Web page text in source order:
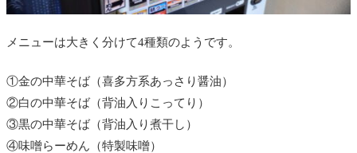
メニューは大きく分けて4種類のようです。
①金の中華そば（喜多方系あっさり醤油）
②白の中華そば（背油入りこってり）
③黒の中華そば（背油入り煮干し）
④味噌らーめん（特製味噌）